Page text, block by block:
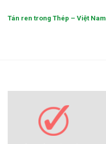
Tán ren trong Thép – Việt Nam